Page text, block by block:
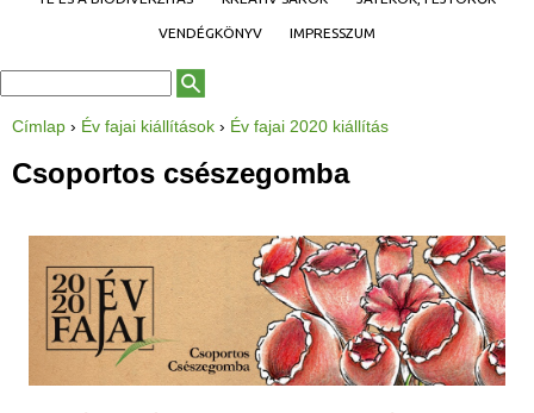
VENDÉGKÖNYV IMPRESSZUM
K
e
J
l
e
Címlap › Év fajai kiállítások › Év fajai 2020 kiállítás
Csoportos csészegomba